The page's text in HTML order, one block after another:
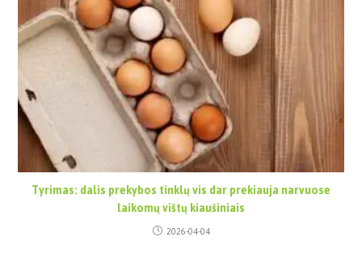
Tyrimas: dalis prekybos tinklų vis dar prekiauja narvuose
laikomų vištų kiaušiniais
2026-04-04